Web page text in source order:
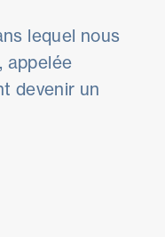
lequel nous
appelée
devenir un